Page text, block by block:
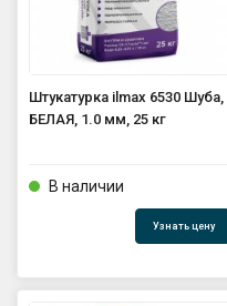
Штукатурка ilmax 6530 Шуба,
БЕЛАЯ, 1.0 мм, 25 кг
В наличии
Узнать цену